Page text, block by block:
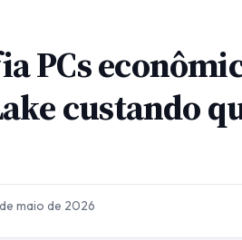
PCs
custando
maio de 2026